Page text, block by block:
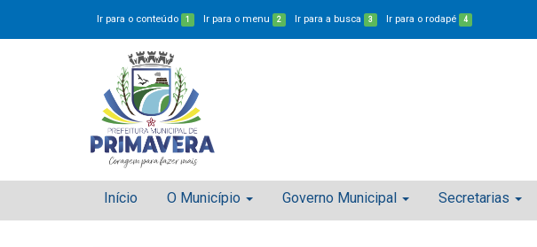
Ir para o conteúdo 1 Ir para o menu 2 Ir para a busca 3 Ir para o rodapé 4
Início O Município Governo Municipal Secretarias